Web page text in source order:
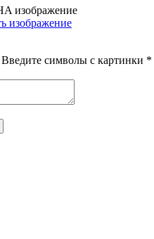
Введите символы с картинки *